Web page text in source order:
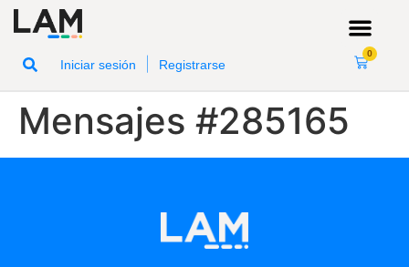
Iniciar sesión Registrarse
0
Mensajes #285165